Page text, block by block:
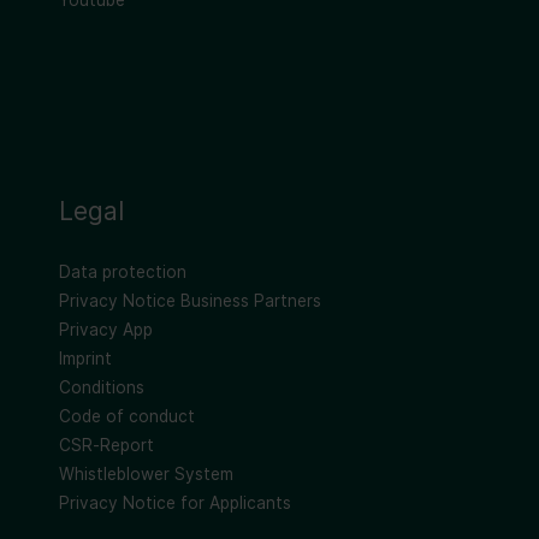
Legal
Data protection
Privacy Notice Business Partners
Privacy App
Imprint
Conditions
Code of conduct
CSR-Report
Whistleblower System
Privacy Notice for Applicants